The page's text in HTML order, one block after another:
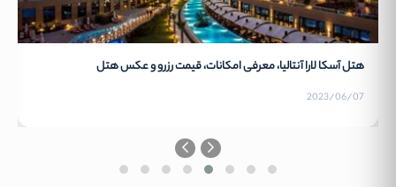
هتل آسکا لارا آنتالیا، معرفی امکانات، قیمت رزرو و عکس هتل
2023/06/07